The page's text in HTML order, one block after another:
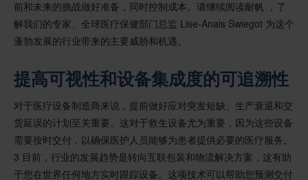
前和未来的挑战做好准备，同时控制成本。请继续阅读耐帆 ，了
解我们的专家、全球医疗保健部门总监 Lise-Anais Swiegot 为这个
蓬勃发展的行业带来的主要威胁和机遇。
提高可视性和设备集成度的可追溯性
对于医疗设备制造商来说，提前做好应对突发短缺、生产衰退和交
货延误的计划至关重要。这对于救生设备尤为重要，因为这些设备
需要按时交付，以确保医护人员能够为患者提供必要的医疗服务。
3 目前，行业的发展趋势是转向互联包装和物流解决方案，这有助
于您在世界任何地方实时跟踪设备。这项技术可以帮助您预测交付